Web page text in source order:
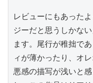
レビューにもあった
ジーだと思うしかな
ます。尾行が稚拙で
ィが薄かったり、オ
悪感の描写が浅いと